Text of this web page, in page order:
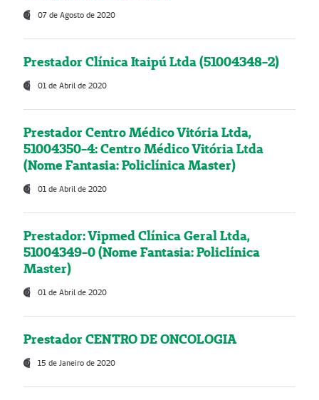
07 de Agosto de 2020
Prestador Clínica Itaipú Ltda (51004348-2)
01 de Abril de 2020
Prestador Centro Médico Vitória Ltda,
51004350-4: Centro Médico Vitória Ltda
(Nome Fantasia: Policlínica Master)
01 de Abril de 2020
Prestador: Vipmed Clínica Geral Ltda,
51004349-0 (Nome Fantasia: Policlínica
Master)
01 de Abril de 2020
Prestador CENTRO DE ONCOLOGIA
15 de Janeiro de 2020